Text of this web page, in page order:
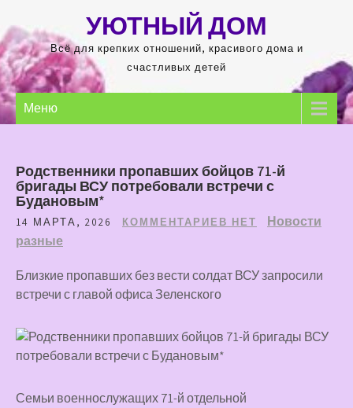
содержимому
УЮТНЫЙ ДОМ
Всё для крепких отношений, красивого дома и
счастливых детей
Меню
Родственники пропавших бойцов 71-й
бригады ВСУ потребовали встречи с
Будановым*
14 МАРТА, 2026 КОММЕНТАРИЕВ НЕТ
Новости
разные
Близкие пропавших без вести солдат ВСУ запросили
встречи с главой офиса Зеленского
Семьи военнослужащих 71-й отдельной